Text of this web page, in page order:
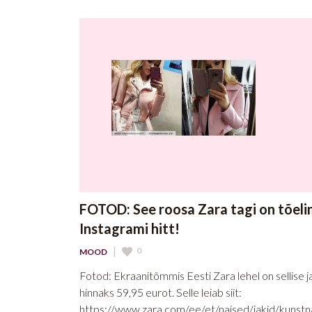
FOTOD: See roosa Zara tagi on
Instagrami hitt!
MOOD | 0
Fotod: Ekraanitõmmis Eesti Zara lehel on sellise
hinnaks 59,95 eurot. Selle leiab siit:
https://www.zara.com/ee/et/naised/jakid/